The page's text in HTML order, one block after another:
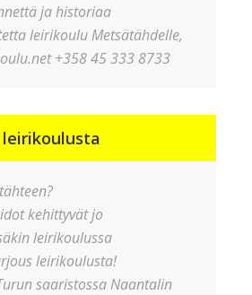
ja historiaa
leirikoulu Metsätähdelle,
+358 45 333 8733
kehittyvät jo
leirikoulussa
leirikoulusta!
saaristossa Naantalin